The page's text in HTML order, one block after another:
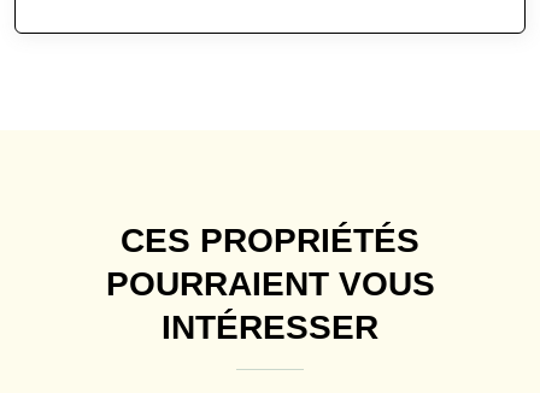
CES PROPRIÉTÉS
POURRAIENT VOUS
INTÉRESSER